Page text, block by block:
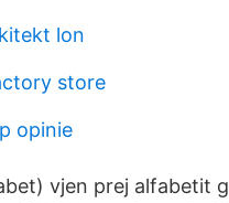
lon
store
opinie
vjen prej alfabetit